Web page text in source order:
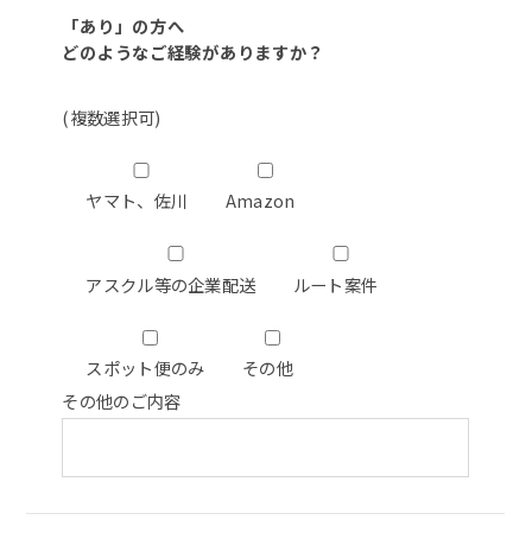
「あり」の方へ
どのようなご経験がありますか？
(複数選択可)
ヤマト、佐川 Amazon
アスクル等の企業配送 ルート案件
スポット便のみ
その他
その他のご内容